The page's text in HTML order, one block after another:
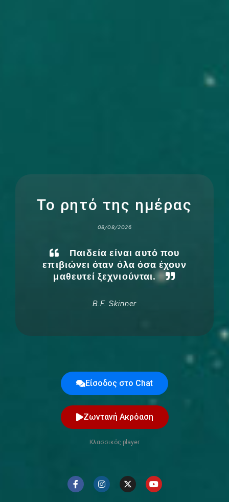
Το ρητό της ημέρας
08/08/2026
Παιδεία είναι αυτό που
επιβιώνει όταν όλα όσα έχουν
μαθευτεί ξεχνιούνται.
B.F. Skinner
Είσοδος στο Chat
Ζωντανή Ακρόαση
Κλασσικός player